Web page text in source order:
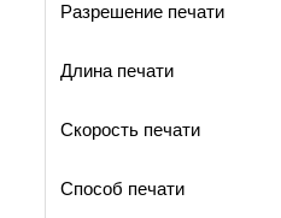
Разрешение печати
Длина печати
Скорость печати
Способ печати